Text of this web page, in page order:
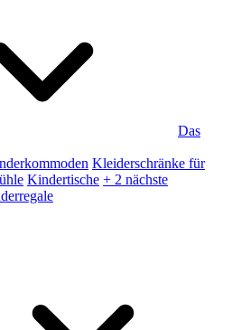
Das
Kleiderschränke für
Kindertische + 2 nächste